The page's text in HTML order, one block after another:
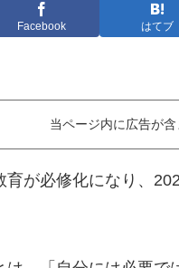
Facebook はてブ
当ページ内に広告が含
が必修化になり、